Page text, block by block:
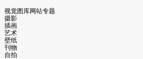
视觉图库
摄影
插画
艺术
壁纸
刊物
自拍
网站专题